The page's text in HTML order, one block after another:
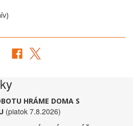
HRÁME DOMA S
(piatok 7.8.2026)